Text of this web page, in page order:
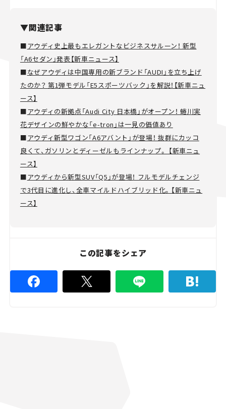
▼関連記事
■アウディ史上最もエレガントなビジネスサルーン！ 新型
「A6セダン」発表【新車ニュース】
■なぜアウディは中国専用の新ブランド「AUDI」を立ち上げ
たのか？ 第1弾モデル「E5スポーツバック」を解説！【新車ニュ
ース】
■アウディの新拠点「Audi City 日本橋」がオープン！ 蜷川実
花デザインの鮮やかな「e-tron」は一見の価値あり
■アウディ新型ワゴン「A6アバント」が登場！ 抜群にカッコ
良くて、ガソリンとディーゼルもラインナップ。 【新車ニュ
ース】
■アウディから新型SUV「Q5」が登場！ フルモデルチェンジ
で3代目に進化し、全車マイルドハイブリッド化。【新車ニュ
ース】
この記事をシェア